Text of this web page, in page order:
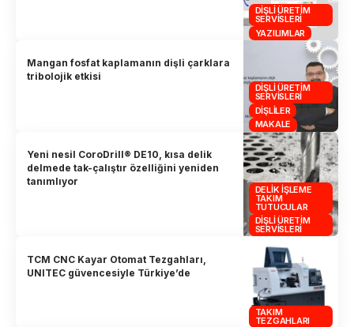
DIŞLI ÜRETIM
SERVISLERI
YAZILIMLAR
DIŞLI ÜRETIM
SERVISLERI
DIŞLILER
MAKALE
Mangan fosfat kaplamanın dişli çarklara
tribolojik etkisi
DELIK İŞLEME
TAKIM
TUTUCULAR
DIŞLI ÜRETIM
SERVISLERI
Yeni nesil CoroDrill® DE10, kısa delik
delmede tak-çalıştır özelliğini yeniden
tanımlıyor
TAKIM
TEZGAHLARI
TCM CNC Kayar Otomat Tezgahları,
UNITEC güvencesiyle Türkiye’de